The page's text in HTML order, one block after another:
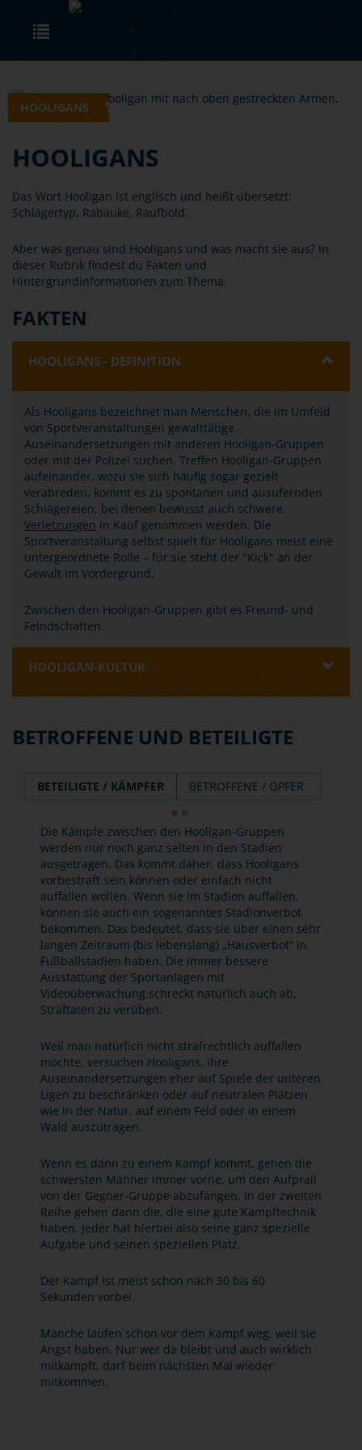
Skip to main content
HOOLIGANS
HOOLIGANS
Das Wort Hooligan ist englisch und heißt übersetzt:
Schlägertyp, Rabauke, Raufbold.
Aber was genau sind Hooligans und was macht sie aus? In
dieser Rubrik findest du Fakten und
Hintergrundinformationen zum Thema.
FAKTEN
HOOLIGANS - DEFINITION
Als Hooligans bezeichnet man Menschen, die im Umfeld
von Sportveranstaltungen gewalttätige
Auseinandersetzungen mit anderen Hooligan-Gruppen
oder mit der Polizei suchen. Treffen Hooligan-Gruppen
aufeinander, wozu sie sich häufig sogar gezielt
verabreden, kommt es zu spontanen und ausufernden
Schlägereien, bei denen bewusst auch schwere
Verletzungen in Kauf genommen werden. Die
Sportveranstaltung selbst spielt für Hooligans meist eine
untergeordnete Rolle – für sie steht der "Kick" an der
Gewalt im Vordergrund.
Zwischen den Hooligan-Gruppen gibt es Freund- und
Feindschaften.
HOOLIGAN-KULTUR
BETROFFENE UND BETEILIGTE
BETEILIGTE / KÄMPFER BETROFFENE / OPFER
Die Kämpfe zwischen den Hooligan-Gruppen
werden nur noch ganz selten in den Stadien
ausgetragen. Das kommt daher, dass Hooligans
vorbestraft sein können oder einfach nicht
auffallen wollen. Wenn sie im Stadion auffallen,
können sie auch ein sogenanntes Stadionverbot
bekommen. Das bedeutet, dass sie über einen sehr
langen Zeitraum (bis lebenslang) „Hausverbot“ in
Fußballstadien haben. Die immer bessere
Ausstattung der Sportanlagen mit
Videoüberwachung schreckt natürlich auch ab,
Straftaten zu verüben.
Weil man natürlich nicht strafrechtlich auffallen
möchte, versuchen Hooligans, ihre
Auseinandersetzungen eher auf Spiele der unteren
Ligen zu beschränken oder auf neutralen Plätzen
wie in der Natur, auf einem Feld oder in einem
Wald auszutragen.
Wenn es dann zu einem Kampf kommt, gehen die
schwersten Männer immer vorne, um den Aufprall
von der Gegner-Gruppe abzufangen. In der zweiten
Reihe gehen dann die, die eine gute Kampftechnik
haben. Jeder hat hierbei also seine ganz spezielle
Aufgabe und seinen speziellen Platz.
Der Kampf ist meist schon nach 30 bis 60
Sekunden vorbei.
Manche laufen schon vor dem Kampf weg, weil sie
Angst haben. Nur wer da bleibt und auch wirklich
mitkämpft, darf beim nächsten Mal wieder
mitkommen.